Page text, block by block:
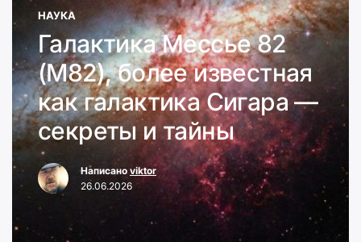
НАУКА
Галактика Мессье 82
(M82), более известная
как галактика Сигара —
секреты и тайны
Написано viktor
26.06.2026